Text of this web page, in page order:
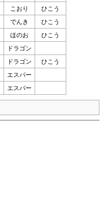
こおり ひこう
でんき ひこう
ほのお ひこう
ドラゴン
ドラゴン ひこう
エスパー
エスパー